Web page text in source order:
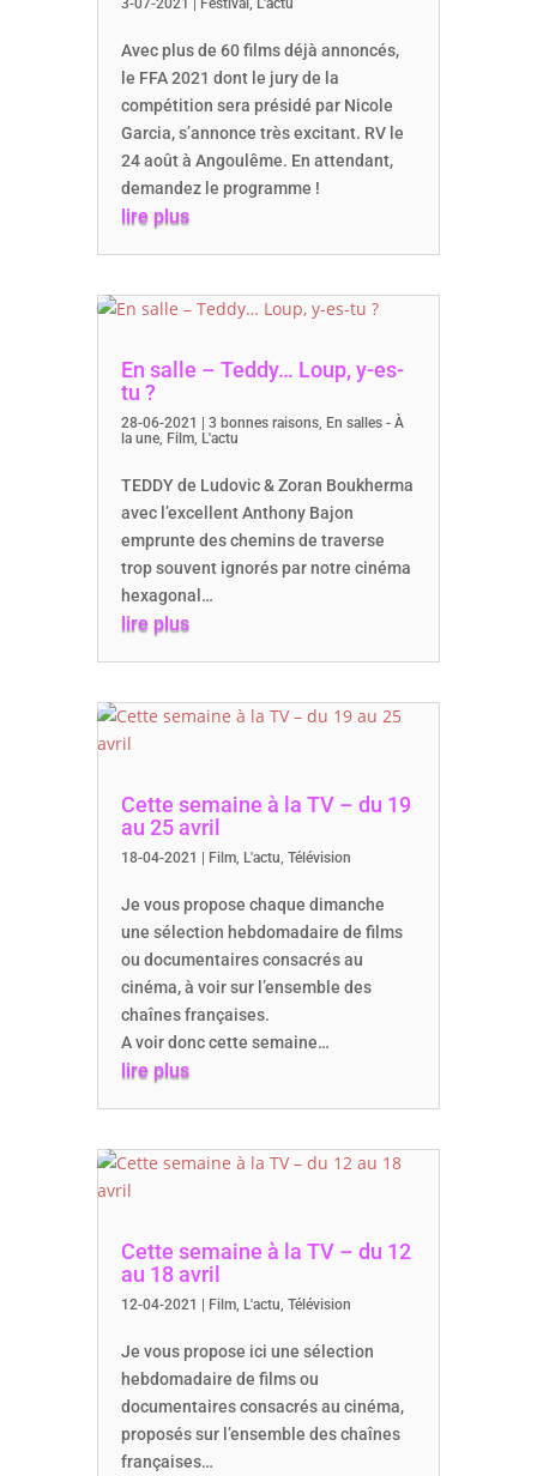
Avec plus de 60 films déjà annoncés,
le FFA 2021 dont le jury de la
compétition sera présidé par Nicole
Garcia, s’annonce très excitant. RV le
24 août à Angoulême. En attendant,
demandez le programme !
lire plus
En salle – Teddy… Loup, y-es-
tu ?
28-06-2021 | 3 bonnes raisons, En salles - À
la une, Film, L'actu
TEDDY de Ludovic & Zoran Boukherma
avec l’excellent Anthony Bajon
emprunte des chemins de traverse
trop souvent ignorés par notre cinéma
hexagonal…
lire plus
Cette semaine à la TV – du 19
au 25 avril
18-04-2021 | Film, L'actu Télévision
Je vous propose chaque dimanche
une sélection hebdomadaire de films
ou documentaires consacrés au
cinéma, à voir sur l’ensemble des
chaînes françaises.
A voir donc cette semaine…
lire plus
Cette semaine à la TV – du 12
au 18 avril
12-04-2021 | Film, L'actu Télévision
Je vous propose ici une sélection
hebdomadaire de films ou
documentaires consacrés au cinéma,
proposés sur l’ensemble des chaînes
françaises…